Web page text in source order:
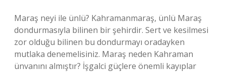
Maraş neyi ile ünlü? Kahramanmaraş, ünlü Maraş
dondurmasıyla bilinen bir şehirdir. Sert ve kesilmesi
zor olduğu bilinen bu dondurmayı oradayken
mutlaka denemelisiniz. Maraş neden Kahraman
ünvanını almıştır? İşgalci güçlere önemli kayıplar